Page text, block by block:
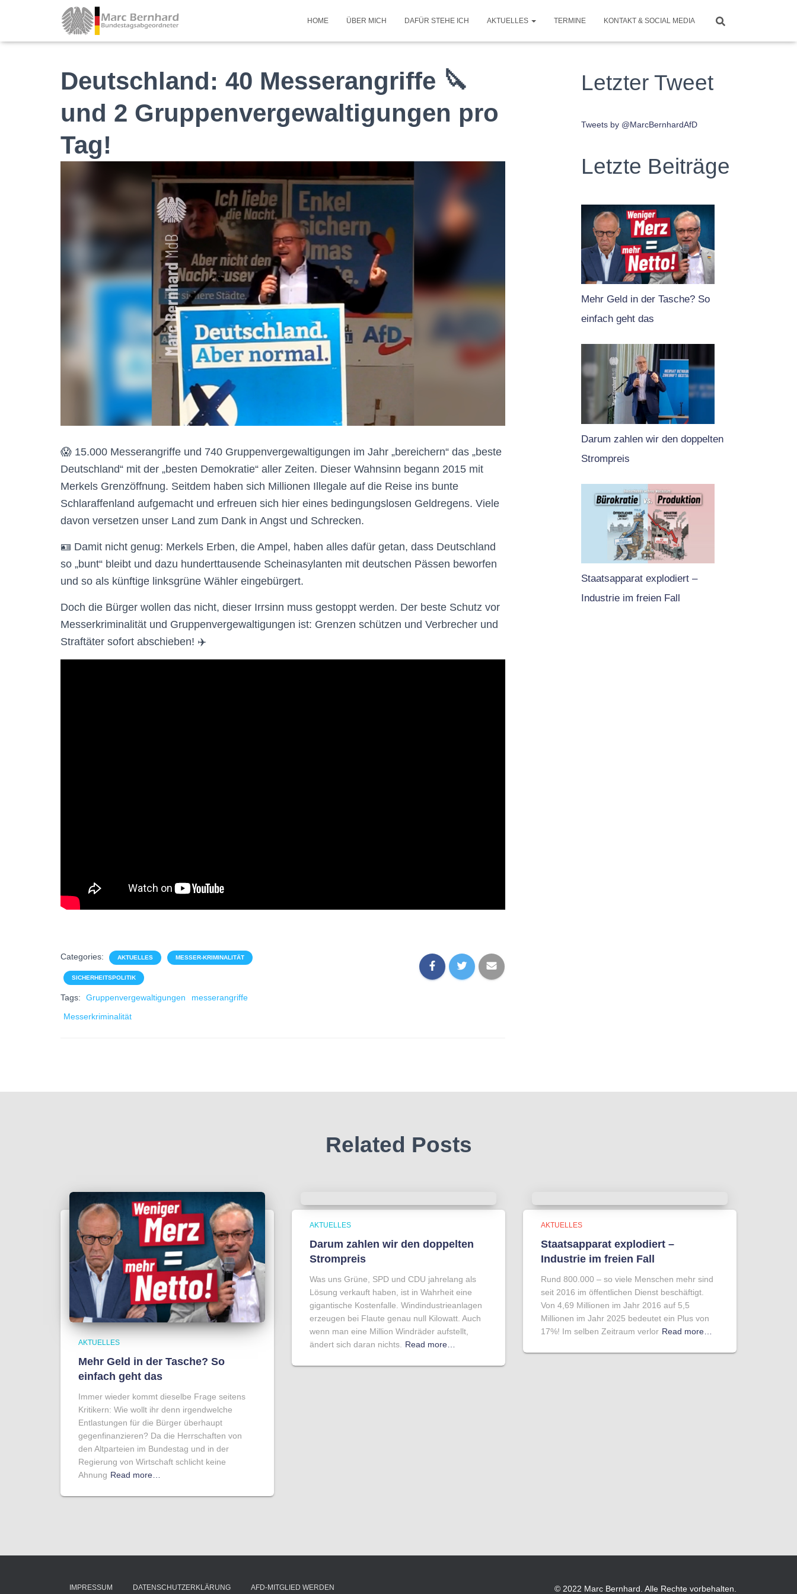
HOME ÜBER MICH DAFÜR STEHE ICH AKTUELLES TERMINE KONTAKT & SOCIAL MEDIA
Deutschland: 40 Messerangriffe 🔪
und 2 Gruppenvergewaltigungen pro
Tag!
😱 15.000 Messerangriffe und 740 Gruppenvergewaltigungen im Jahr „bereichern“ das „beste
Deutschland“ mit der „besten Demokratie“ aller Zeiten. Dieser Wahnsinn begann 2015 mit
Merkels Grenzöffnung. Seitdem haben sich Millionen Illegale auf die Reise ins bunte
Schlaraffenland aufgemacht und erfreuen sich hier eines bedingungslosen Geldregens. Viele
davon versetzen unser Land zum Dank in Angst und Schrecken.
🪪 Damit nicht genug: Merkels Erben, die Ampel, haben alles dafür getan, dass Deutschland
so „bunt“ bleibt und dazu hunderttausende Scheinasylanten mit deutschen Pässen beworfen
und so als künftige linksgrüne Wähler eingebürgert.
Doch die Bürger wollen das nicht, dieser Irrsinn muss gestoppt werden. Der beste Schutz vor
Messerkriminalität und Gruppenvergewaltigungen ist: Grenzen schützen und Verbrecher und
Straftäter sofort abschieben! ✈️
Categories: AKTUELLES MESSER-KRIMINALITÄT
SICHERHEITSPOLITIK
Tags: Gruppenvergewaltigungen
messerangriffe
Messerkriminalität
Letzter Tweet
Tweets by @MarcBernhardAfD
Letzte Beiträge
Mehr Geld in der Tasche? So
einfach geht das
Darum zahlen wir den doppelten
Strompreis
Staatsapparat explodiert –
Industrie im freien Fall
Related Posts
AKTUELLES
Mehr Geld in der Tasche? So
einfach geht das
Immer wieder kommt dieselbe Frage seitens
Kritikern: Wie wollt ihr denn irgendwelche
Entlastungen für die Bürger überhaupt
gegenfinanzieren? Da die Herrschaften von
den Altparteien im Bundestag und in der
Regierung von Wirtschaft schlicht keine
Ahnung Read more…
AKTUELLES
Darum zahlen wir den doppelten
Strompreis
Was uns Grüne, SPD und CDU jahrelang als
Lösung verkauft haben, ist in Wahrheit eine
gigantische Kostenfalle. Windindustrieanlagen
erzeugen bei Flaute genau null Kilowatt. Auch
wenn man eine Million Windräder aufstellt,
ändert sich daran nichts. Read more…
AKTUELLES
Staatsapparat explodiert –
Industrie im freien Fall
Rund 800.000 – so viele Menschen mehr sind
seit 2016 im öffentlichen Dienst beschäftigt.
Von 4,69 Millionen im Jahr 2016 auf 5,5
Millionen im Jahr 2025 bedeutet ein Plus von
17%! Im selben Zeitraum verlor Read more…
IMPRESSUM DATENSCHUTZERKLÄRUNG AFD-MITGLIED WERDEN © 2022 Marc Bernhard. Alle Rechte vorbehalten.